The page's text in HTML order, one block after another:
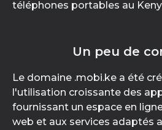
téléphones portables au
Un peu de
Le domaine .mobi.ke a été
l'utilisation croissante des
fournissant un espace en
web et aux services adaptés